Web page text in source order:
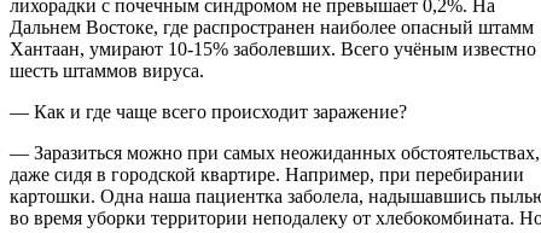
лихорадки с почечным синдромом не превышает 0,2%. На
Дальнем Востоке, где распространен наиболее опасный штамм
Хантаан, умирают 10-15% заболевших. Всего учёным известно
шесть штаммов вируса.
— Как и где чаще всего происходит заражение?
— Заразиться можно при самых неожиданных обстоятельствах,
даже сидя в городской квартире. Например, при перебирании
картошки. Одна наша пациентка заболела, надышавшись
во время уборки территории неподалеку от хлебокомбината.